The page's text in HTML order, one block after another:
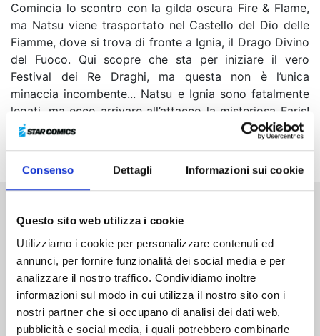
Consenso Dettagli Informazioni sui cookie
Questo sito web utilizza i cookie
Utilizziamo i cookie per personalizzare contenuti ed
annunci, per fornire funzionalità dei social media e per
analizzare il nostro traffico. Condividiamo inoltre
informazioni sul modo in cui utilizza il nostro sito con i
nostri partner che si occupano di analisi dei dati web,
pubblicità e social media, i quali potrebbero combinarle
Comincia lo scontro con la gilda oscura Fire & Flame,
ma Natsu viene trasportato nel Castello del Dio delle
Fiamme, dove si trova di fronte a Ignia, il Drago Divino
del Fuoco. Qui scopre che sta per iniziare il vero
Festival dei Re Draghi, ma questa non è l’unica
minaccia incombente... Natsu e Ignia sono fatalmente
legati, ma ecco arrivare all’attacco la misteriosa Faris!
Si prospetta una battaglia su tre fronti: chi sarà ad
Altri volumi della serie